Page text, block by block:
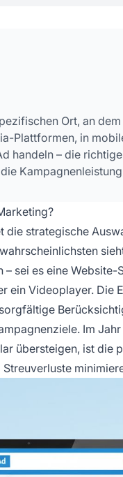
Ort, an
Plattformen, in
handeln – die
strategische
sei es eine
ein Videoplayer. Die
Im
übersteigen, ist die